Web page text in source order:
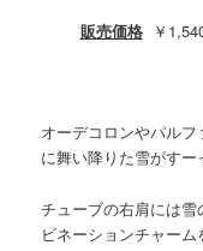
販売価格￥
オーデコロンやパル
に舞い降りた雪がすー
チューブの右肩には
ビネーションチャーム